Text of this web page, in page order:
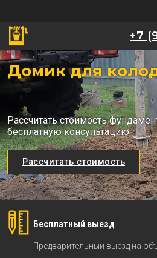
+7
+7
Домик для
Рассчитать стоимость
бесплатную консультацию
Рассчитать стоимость
Бесплатный выезд
Предварительный выезд на